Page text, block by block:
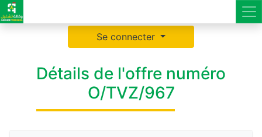
Se connecter
Détails de l'offre numéro
O/TVZ/967